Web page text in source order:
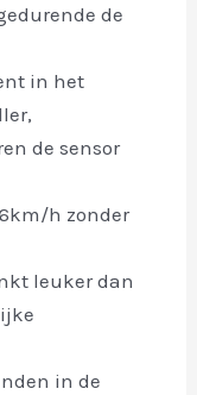
de
in het
de sensor
h zonder
leuker dan
in de